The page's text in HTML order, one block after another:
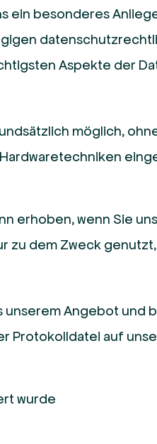
ein besonderes
Aspekte der
möglich,
erhoben, wenn Sie
dem Zweck
Angebot und
Protokolldatei auf
wurde